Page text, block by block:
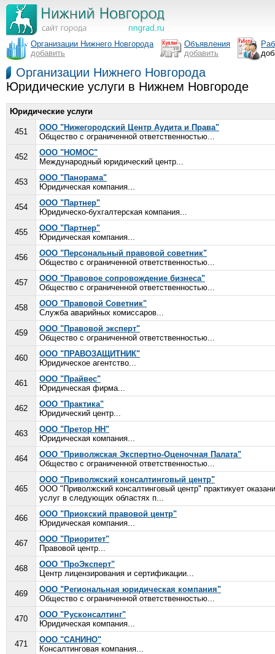
Организации Нижнего Новгорода
добавить
Объявления
добавить
Организации Нижнего Новгорода
Юридические услуги в Нижнем Новгороде
Юридические услуги
451
ООО "Нижегородский Центр Аудита и Права"
Общество с ограниченной ответственностью...
452
ООО "НОМОС"
Международный юридический центр...
453
ООО "Панорама"
Юридическая компания...
454
ООО "Партнер"
Юридическо-бухгалтерская компания...
455
ООО "Партнер"
Юридическая компания...
456
ООО "Персональный правовой советник"
Общество с ограниченной ответственностью...
457
ООО "Правовое сопровождение бизнеса"
Общество с ограниченной ответственностью...
458
ООО "Правовой Советник"
Служба аварийных комиссаров...
459
ООО "Правовой эксперт"
Общество с ограниченной ответственностью...
460
ООО "ПРАВОЗАЩИТНИК"
Юридическое агентство...
461
ООО "Прайвес"
Юридическая фирма...
462
ООО "Практика"
Юридический центр...
463
ООО "Претор НН"
Юридическая компания...
464
ООО "Приволжская Экспертно-Оценочная Палата"
Общество с ограниченной ответственностью...
465
ООО "Приволжский консалтинговый центр"
ООО "Приволжский консалтинговый центр" практикует
услуг в следующих областях п...
466
ООО "Приокский правовой центр"
Юридическая компания...
467
ООО "Приоритет"
Правовой центр...
468
ООО "ПроЭксперт"
Центр лицензирования и сертификации...
469
ООО "Региональная юридическая компания"
Общество с ограниченной ответственностью...
470
ООО "Русконсалтинг"
Юридическая компания...
471
ООО "САНИНО"
Консалтинговая компания...